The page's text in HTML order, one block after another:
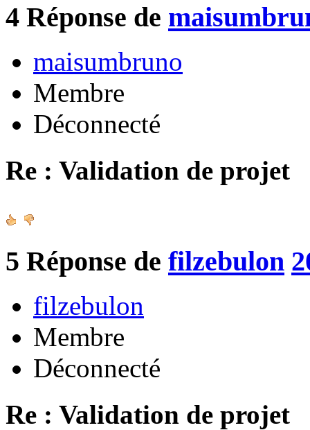
4 Réponse de
maisumbruno
Membre
Déconnecté
Re : Validation de projet
5 Réponse de filzebulon
filzebulon
Membre
Déconnecté
Re : Validation de projet